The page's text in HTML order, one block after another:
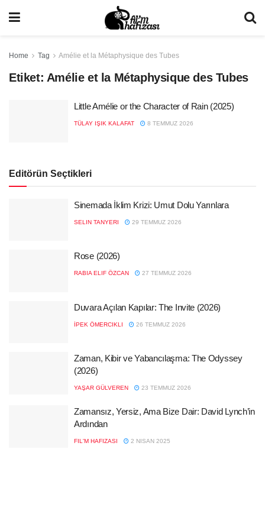
Home Tag Amélie et la Métaphysique des Tubes
Etiket: Amélie et la Métaphysique des Tubes
Little Amélie or the Character of Rain (2025)
TÜLAY IŞIK KALAFAT 8 TEMMUZ 2026
Editörün Seçtikleri
Sinemada İklim Krizi: Umut Dolu Yarınlara
SELIN TANYERI 29 TEMMUZ 2026
Rose (2026)
RABIA ELIF ÖZCAN 27 TEMMUZ 2026
Duvara Açılan Kapılar: The Invite (2026)
İPEK ÖMERCIKLI 26 TEMMUZ 2026
Zaman, Kibir ve Yabancılaşma: The Odyssey
(2026)
YAŞAR GÜLVEREN 23 TEMMUZ 2026
Zamansız, Yersiz, Ama Bize Dair: David Lynch’in
Ardından
FIL'M HAFIZASI 2 NISAN 2025